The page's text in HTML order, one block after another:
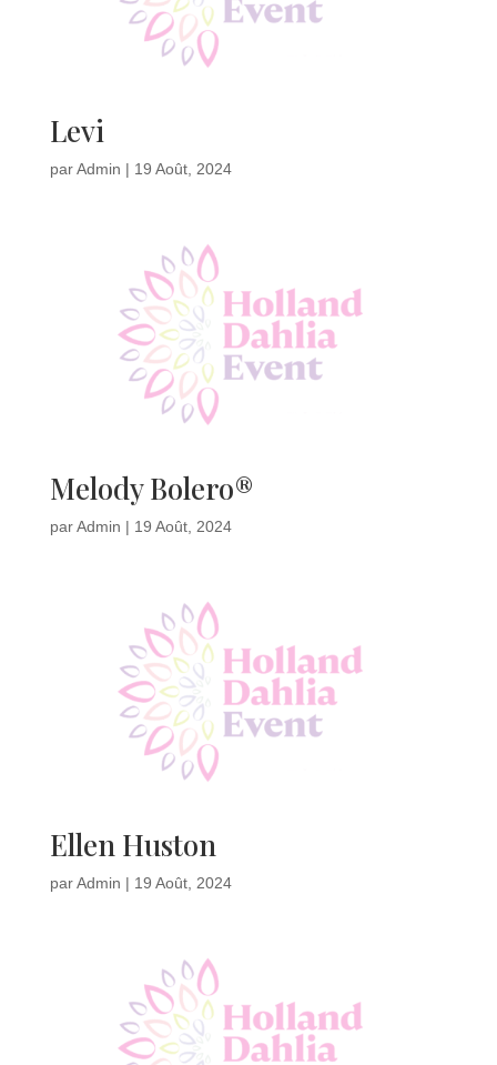
Levi
parAdmin | 19 Août, 2024
Melody Bolero®
parAdmin | 19 Août, 2024
Ellen Huston
parAdmin | 19 Août, 2024